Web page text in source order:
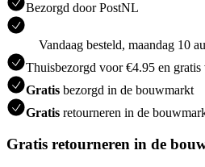
Bezorgd door PostNL
Vandaag besteld, maandag 10
Thuisbezorgd voor €4.95 en gratis
Gratis bezorgd in de bouwmarkt
Gratis retourneren in de
Gratis retourneren in de